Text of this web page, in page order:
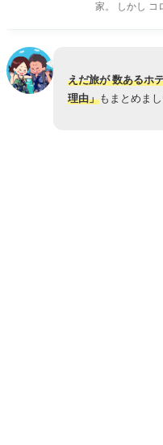
家。 しかし コ
えだ旅が 数あるホ
理由」もまとめまし